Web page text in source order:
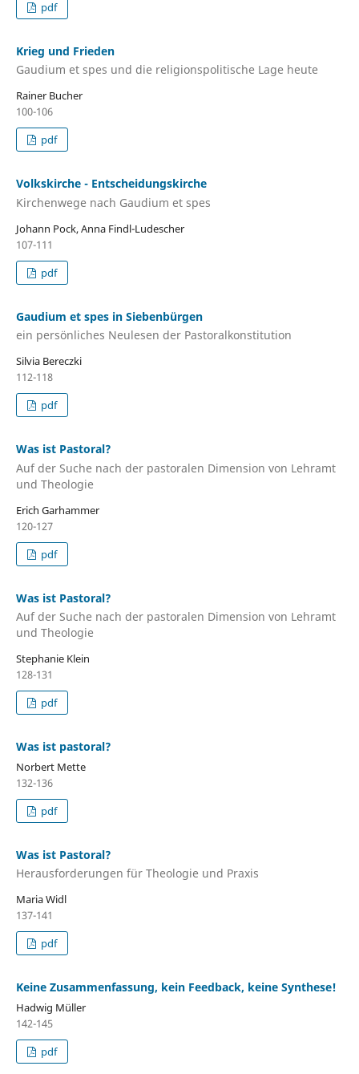
pdf
Krieg und Frieden
Gaudium et spes und die religionspolitische Lage heute
Rainer Bucher
100-106
pdf
Volkskirche - Entscheidungskirche
Kirchenwege nach Gaudium et spes
Johann Pock, Anna Findl-Ludescher
107-111
pdf
Gaudium et spes in Siebenbürgen
ein persönliches Neulesen der Pastoralkonstitution
Silvia Bereczki
112-118
pdf
Was ist Pastoral?
Auf der Suche nach der pastoralen Dimension von Lehramt
und Theologie
Erich Garhammer
120-127
pdf
Was ist Pastoral?
Auf der Suche nach der pastoralen Dimension von Lehramt
und Theologie
Stephanie Klein
128-131
pdf
Was ist pastoral?
Norbert Mette
132-136
pdf
Was ist Pastoral?
Herausforderungen für Theologie und Praxis
Maria Widl
137-141
pdf
Keine Zusammenfassung, kein Feedback, keine Synthese!
Hadwig Müller
142-145
pdf